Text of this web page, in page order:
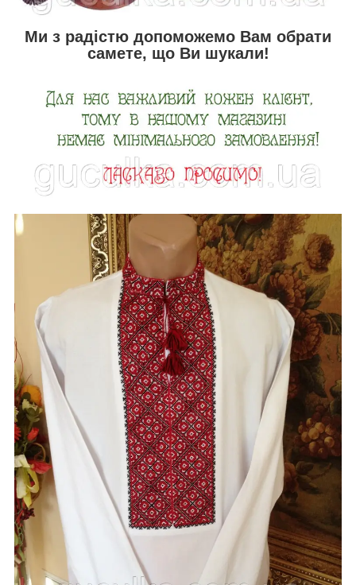
Ми з радістю допоможемо Вам обрати
самете, що Ви шукали!